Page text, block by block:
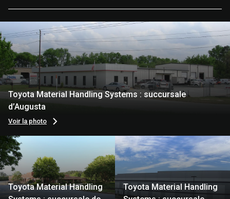
Toyota Material Handling Systems : succursale
d’Augusta
Voir la photo
Toyota Material Handling
Toyota Material Handling